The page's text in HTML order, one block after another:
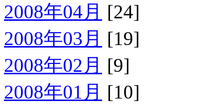
2008年04月 [24]
2008年03月 [19]
2008年02月 [9]
2008年01月 [10]